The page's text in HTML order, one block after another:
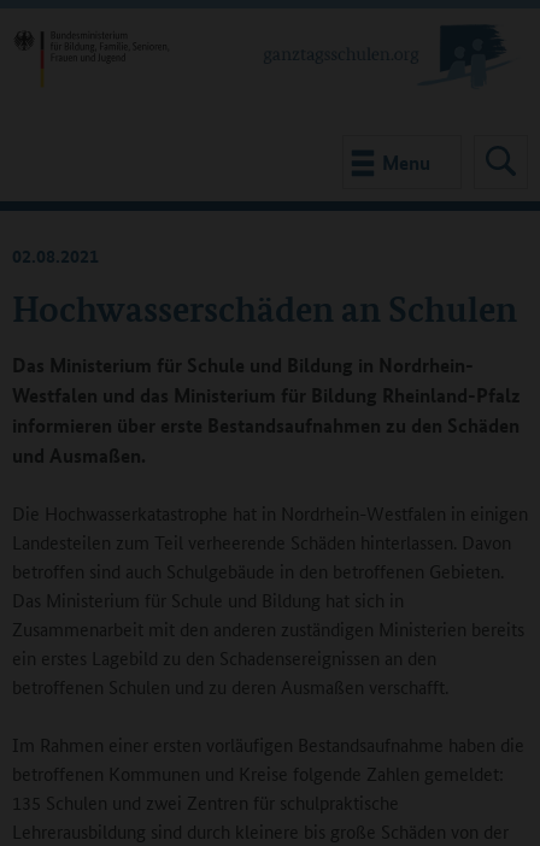
Menu
Hochwasserschäden an Schulen
02.08.2021
Das Ministerium für Schule und Bildung in Nordrhein-
Westfalen und das Ministerium für Bildung Rheinland-Pfalz
informieren über erste Bestandsaufnahmen zu den Schäden
und Ausmaßen.
Die Hochwasserkatastrophe hat in Nordrhein-Westfalen in einigen
Landesteilen zum Teil verheerende Schäden hinterlassen. Davon
betroffen sind auch Schulgebäude in den betroffenen Gebieten.
Das Ministerium für Schule und Bildung hat sich in
Zusammenarbeit mit den anderen zuständigen Ministerien bereits
ein erstes Lagebild zu den Schadensereignissen an den
betroffenen Schulen und zu deren Ausmaßen verschafft.
Im Rahmen einer ersten vorläufigen Bestandsaufnahme haben die
betroffenen Kommunen und Kreise folgende Zahlen gemeldet:
135 Schulen und zwei Zentren für schulpraktische
Lehrerausbildung sind durch kleinere bis große Schäden von der